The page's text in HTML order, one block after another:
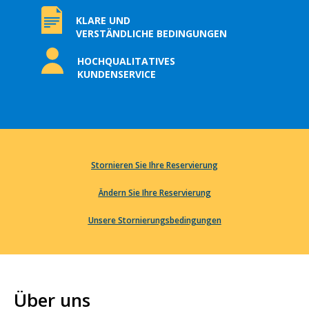
KLARE UND
VERSTÄNDLICHE BEDINGUNGEN
HOCHQUALITATIVES
KUNDENSERVICE
Stornieren Sie Ihre Reservierung
Ändern Sie Ihre Reservierung
Unsere Stornierungsbedingungen
Über uns